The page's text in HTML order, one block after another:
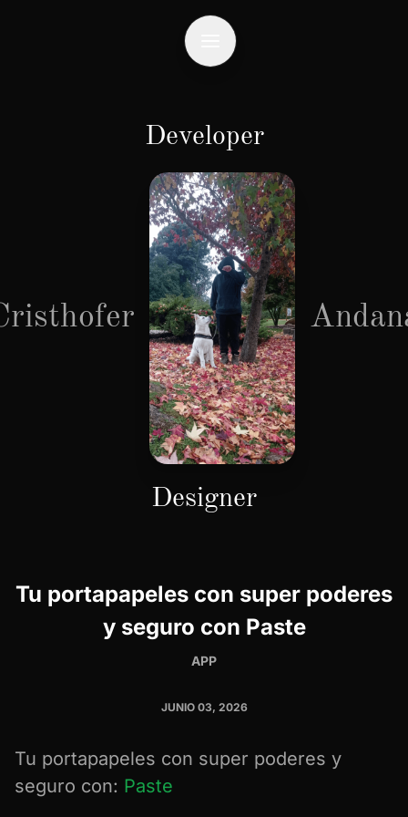
Developer
Designer
Tu portapapeles con super poderes
y seguro con Paste
APP
JUNIO 03, 2026
Tu portapapeles con super poderes y
seguro con: Paste